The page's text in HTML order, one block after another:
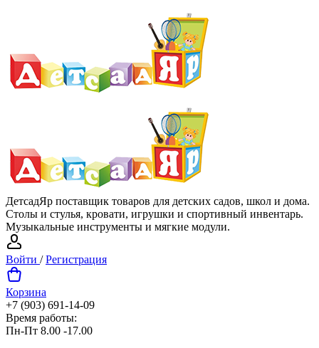
ДетсадЯр поставщик товаров для детских садов, школ и дома.
Столы и стулья, кровати, игрушки и спортивный инвентарь.
Музыкальные инструменты и мягкие модули.
Войти /Регистрация
Корзина
+7 (903) 691-14-09
Время работы:
Пн-Пт 8.00 -17.00